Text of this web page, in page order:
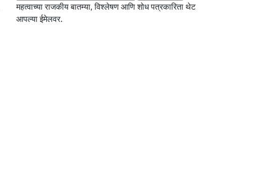
महत्वाच्या राजकीय बातम्या, विश्लेषण आणि शोध पत्रकारिता थेट
आपल्या ईमेलवर.